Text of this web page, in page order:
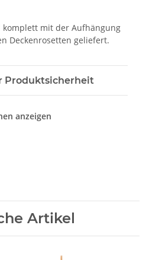
komplett mit der Aufhängung
Deckenrosetten geliefert.
Produktsicherheit
anzeigen
Artikel